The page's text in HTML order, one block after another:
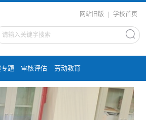
网站旧版 学校首页
题 审核评估 劳动教育